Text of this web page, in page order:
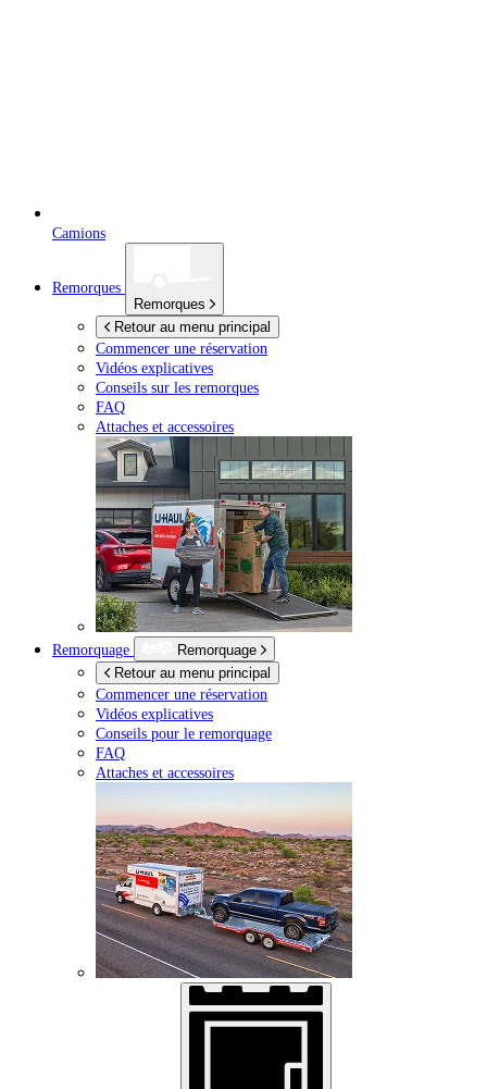
Camions
Remorques
Remorques
Retour au menu principal
Commencer une réservation
Vidéos explicatives
Conseils sur les remorques
FAQ
Attaches et accessoires
Remorquage
Remorquage
Retour au menu principal
Commencer une réservation
Vidéos explicatives
Conseils pour le remorquage
FAQ
Attaches et accessoires